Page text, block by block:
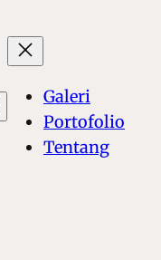
Galeri
Portofolio
Tentang